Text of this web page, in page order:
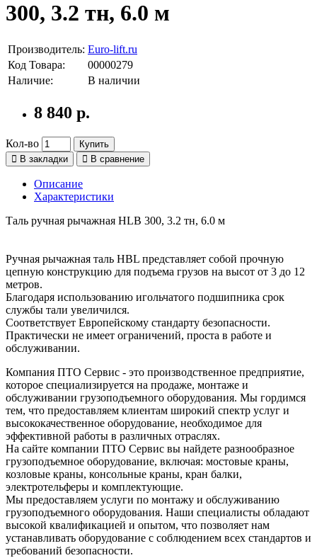
300, 3.2 тн, 6.0 м
Производитель: Euro-lift.ru
Код Товара:
00000279
Наличие:
В наличии
8 840 р.
Кол-во
Купить
В закладки
В сравнение
Описание
Характеристики
Таль ручная рычажная HLB 300, 3.2 тн, 6.0 м
Ручная рычажная таль HBL представляет собой прочную
цепную конструкцию для подъема грузов на высот от 3 до 12
метров.
Благодаря использованию игольчатого подшипника срок
службы тали увеличился.
Соответствует Европейскому стандарту безопасности.
Практически не имеет ограничений, проста в работе и
обслуживании.
Компания ПТО Сервис - это производственное предприятие,
которое специализируется на продаже, монтаже и
обслуживании грузоподъемного оборудования. Мы гордимся
тем, что предоставляем клиентам широкий спектр услуг и
высококачественное оборудование, необходимое для
эффективной работы в различных отраслях.
На сайте компании ПТО Сервис вы найдете разнообразное
грузоподъемное оборудование, включая: мостовые краны,
козловые краны, консольные краны, кран балки,
электротельферы и комплектующие.
Мы предоставляем услуги по монтажу и обслуживанию
грузоподъемного оборудования. Наши специалисты обладают
высокой квалификацией и опытом, что позволяет нам
устанавливать оборудование с соблюдением всех стандартов и
требований безопасности.